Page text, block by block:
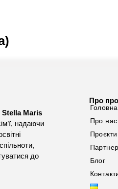
Maris
надаючи
до
Про
Головна
Про нас
Проєкти
Блог